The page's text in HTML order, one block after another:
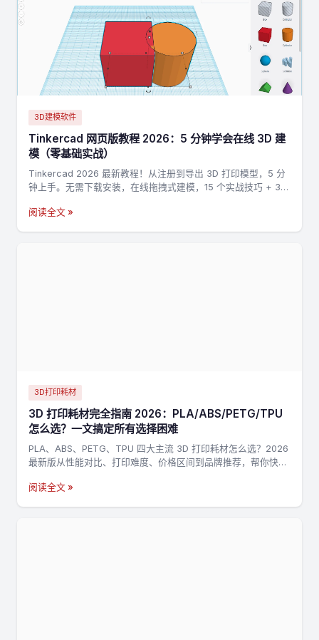
3D建模软件
Tinkercad 网页版教程 2026：5 分钟学会在线 3D 建
模（零基础实战）
Tinkercad 2026 最新教程！从注册到导出 3D 打印模型，5 分
钟上手。无需下载安装，在线拖拽式建模，15 个实战技巧 + 3
阅读全文 »
3D打印耗材
3D 打印耗材完全指南 2026：PLA/ABS/PETG/TPU
怎么选？一文搞定所有选择困难
PLA、ABS、PETG、TPU 四大主流 3D 打印耗材怎么选？2026
最新版从性能对比、打印难度、价格区间到品牌推荐，帮你快速
阅读全文 »